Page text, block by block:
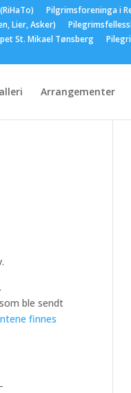
Pilgrimsforeninga i
Lier, Asker)
St. Mikael Tønsberg
Arrangementer
ble sendt
finnes